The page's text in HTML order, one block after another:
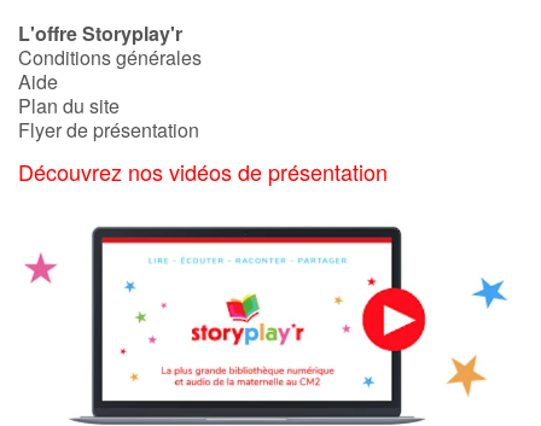
L'offre Storyplay'r
Conditions générales
Aide
Plan du site
Flyer de présentation
Découvrez nos vidéos de présentation